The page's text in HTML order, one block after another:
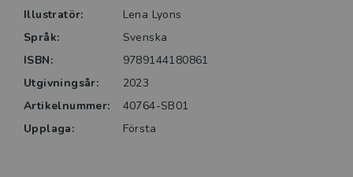
Illustratör:
Lena Lyons
Språk:
Svenska
ISBN:
9789144180861
Utgivningsår:
2023
Artikelnummer:
40764-SB01
Upplaga:
Första